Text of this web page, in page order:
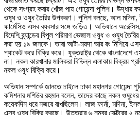
থেকে সংগ্রহ করার খোঁজ পায় গোয়েন্দা পুলিশ। উদ্ধার
ওষুধ ও ওষুধ তৈরির উপকরণ। পুলিশ বলছে, আল মদিনা,
ফার্মেসিও এসব ব্যবসার সঙ্গে জড়িত। অভিযানে
বিদেশি ব্র্যান্ডের বিপুল পরিমাণ ভেজাল ওষুধ ও ওষুধ
করা হয় ১৯ জনকে। তারা আটা-ময়দা আর রং মিশিয়ে
প্যাকেট করে বিক্রি করে। যুক্তরাষ্ট্র থেকে বাংলাদেশে
না। নকল কারখানার মালিকরা বিভিন্ন এলাকায় বিক্রয়
নকল ওষুধ বিক্রি করে।
অভিযান সম্পর্কে জানতে চাইলে ঢাকা মহানগর গোয়েন্দা
কমিশনার মশিউর রহমান বলেন, তাদের কাছে নকল
কয়েকদিন ধরে নজরে রাখছিলেন। লাজ ফার্মা, মদিনা,
এসব ওষুধ বিক্রি করছে। উত্তরার ৬ নম্বর সেক্টরের ২